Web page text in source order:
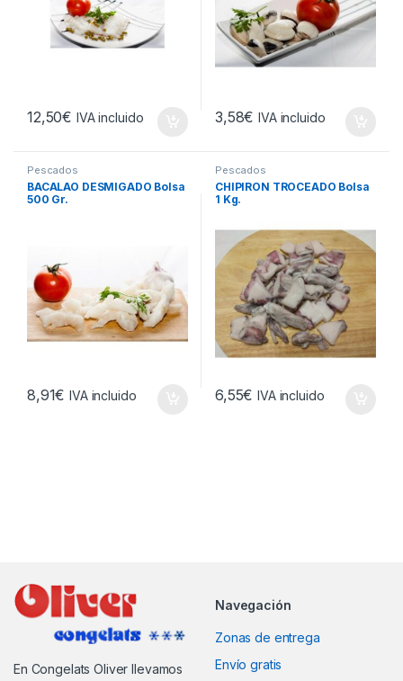
12,50€ IVA incluido 3,58€ IVA incluido
Pescados
BACALAO DESMIGADO Bolsa
500 Gr.
8,91€ IVA incluido
Pescados
CHIPIRON TROCEADO Bolsa
1 Kg.
6,55€ IVA incluido
En Congelats Oliver llevamos
Navegación
Zonas de entrega
Envío gratis